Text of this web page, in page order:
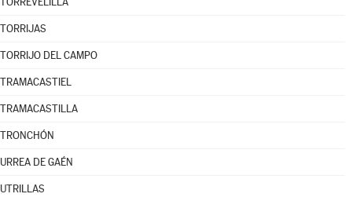
TORRIJAS
TORRIJO DEL CAMPO
TRAMACASTIEL
TRAMACASTILLA
TRONCHÓN
URREA DE GAÉN
UTRILLAS